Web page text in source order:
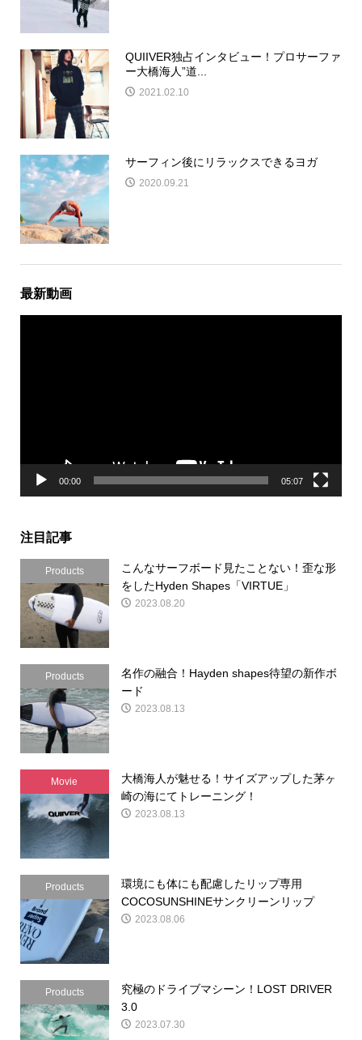
QUIIVER独占インタビュー！プロサーファ
ー大橋海人”道...
2021.02.10
サーフィン後にリラックスできるヨガ
2020.09.21
最新動画
00:00 05:07
注目記事
Products
こんなサーフボード見たことない！歪な形
をしたHyden Shapes「VIRTUE」
2023.08.20
Products
名作の融合！Hayden shapes待望の新作ボ
ード
2023.08.13
Movie
大橋海人が魅せる！サイズアップした茅ヶ
崎の海にてトレーニング！
2023.08.13
Products
環境にも体にも配慮したリップ専用
COCOSUNSHINEサンクリーンリップ
2023.08.06
Products
究極のドライブマシーン！LOST DRIVER
3.0
2023.07.30